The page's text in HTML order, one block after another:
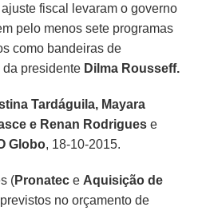
fiscal levaram o governo
pelo menos sete programas
como bandeiras de
presidente Dilma Rousseff.
Tardáguila, Mayara
e Renan Rodrigues e
Globo, 18-10-2015.
(Pronatec e Aquisição de
no orçamento de